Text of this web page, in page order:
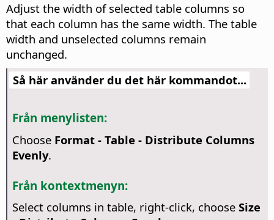
Adjust the width of selected table columns so
that each column has the same width. The table
width and unselected columns remain
unchanged.
Så här använder du det här kommandot...
Från menylisten:
Choose Format - Table - Distribute Columns
Evenly.
Från kontextmenyn:
Select columns in table, right-click, choose Size